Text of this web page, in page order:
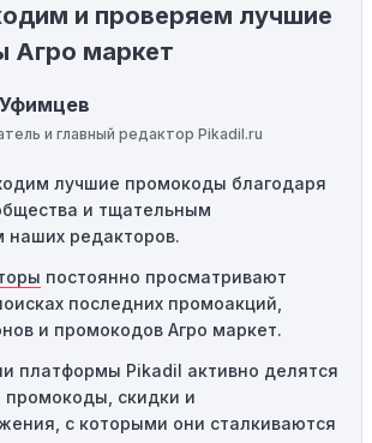
использование промокода:
распространяются только на
бренды или категории. Если вы
код к товару, не
критериям, он не сработает.
соблюдения минимального
чтобы получить право на скидку. Если
не соответствует указанному порогу,
ограничения:Действие некоторых
быть ограничено определенными
Если вы находитесь за
региона, то код не будет
и проверяем лучшие
Агро маркет
и главный редактор Pikadil.ru
лучшие промокоды благодаря
и тщательным
наших редакторов.
постоянно просматривают
последних промоакций,
и промокодов Агро маркет.
платформы Pikadil активно делятся
промокоды, скидки и
с которыми они сталкиваются